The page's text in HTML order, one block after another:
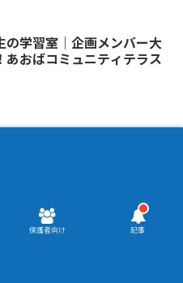
の学習室｜企画メンバー大
あおばコミュニティテラス
ニティ・テラス All Rights
保護者向け 記事